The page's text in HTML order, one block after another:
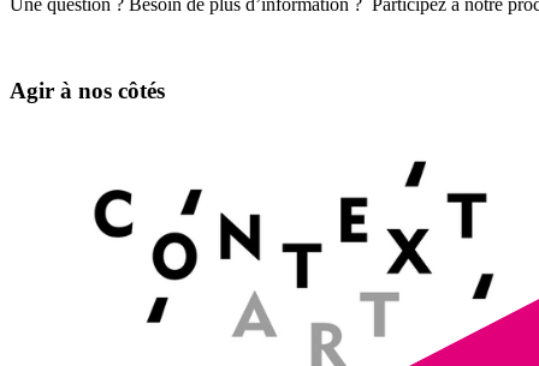
Agir à nos côtés